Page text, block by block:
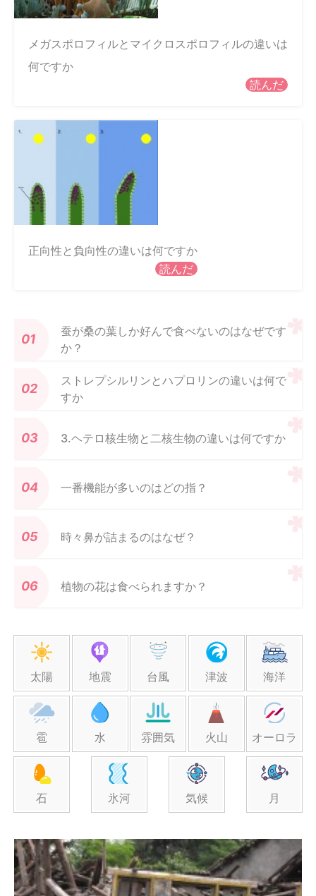
メガスポロフィルとマイクロスポロフィルの違いは
何ですか
読んだ
正向性と負向性の違いは何ですか
読んだ
蚕が桑の葉しか好んで食べないのはなぜです
か？
ストレプシルリンとハプロリンの違いは何で
すか
3.ヘテロ核生物と二核生物の違いは何ですか
一番機能が多いのはどの指？
時々鼻が詰まるのはなぜ？
植物の花は食べられますか？
太陽 地震 台風 津波 海洋
雹 水 雰囲気 火山 オーロラ
石 氷河 気候 月